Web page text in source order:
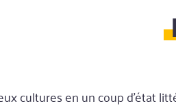
cultures en un coup d'état